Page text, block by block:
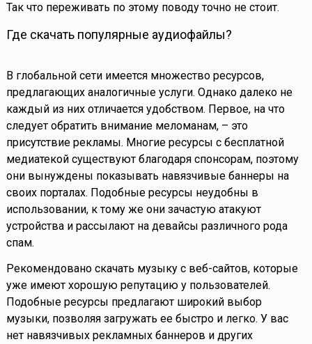
Так что переживать по этому поводу точно не стоит.
Где скачать популярные аудиофайлы?
В глобальной сети имеется множество ресурсов,
предлагающих аналогичные услуги. Однако далеко не
каждый из них отличается удобством. Первое, на что
следует обратить внимание меломанам, – это
присутствие рекламы. Многие ресурсы с бесплатной
медиатекой существуют благодаря спонсорам, поэтому
они вынуждены показывать навязчивые баннеры на
своих порталах. Подобные ресурсы неудобны в
использовании, к тому же они зачастую атакуют
устройства и рассылают на девайсы различного рода
спам.
Рекомендовано скачать музыку с веб-сайтов, которые
уже имеют хорошую репутацию у пользователей.
Подобные ресурсы предлагают широкий выбор
музыки, позволяя загружать ее быстро и легко. У вас
нет навязчивых рекламных баннеров и других